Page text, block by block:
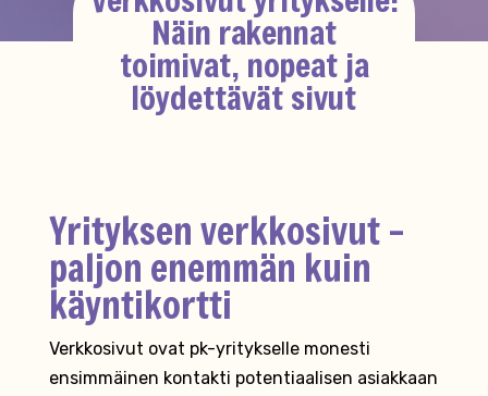
Näin rakennat
toimivat, nopeat ja
löydettävät sivut
Yrityksen verkkosivut –
paljon enemmän kuin
käyntikortti
Verkkosivut ovat pk-yritykselle monesti
ensimmäinen kontakti potentiaalisen asiakkaan